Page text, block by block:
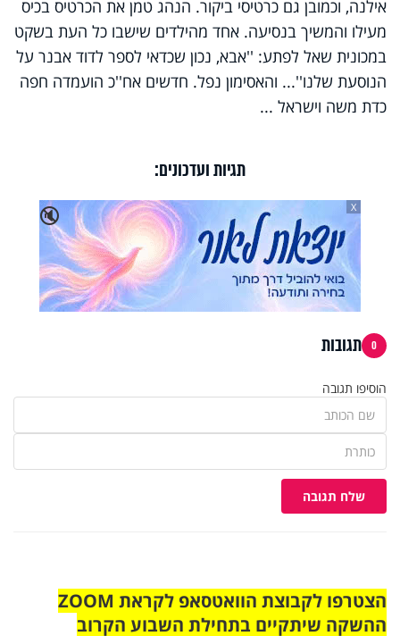
אילנה, וכמובן גם כרטיסי ביקור. הנהג טמן את הכרטיס בכיס
מעילו והמשיך בנסיעה. אחד מהילדים שישבו כל העת בשקט
במכונית שאל לפתע: ''אבא, נכון שכדאי לספר לדוד אבנר על
הנוסעת שלנו''... והאסימון נפל. חדשים אח''כ הועמדה חפה
כדת משה וישראל ...
תגיות ועדכונים:
🔇
X
0 תגובות
הוסיפו תגובה
שלח תגובה
הצטרפו לקבוצת הוואטסאפ לקראת ZOOM
ההשקה שיתקיים בתחילת השבוע הקרוב